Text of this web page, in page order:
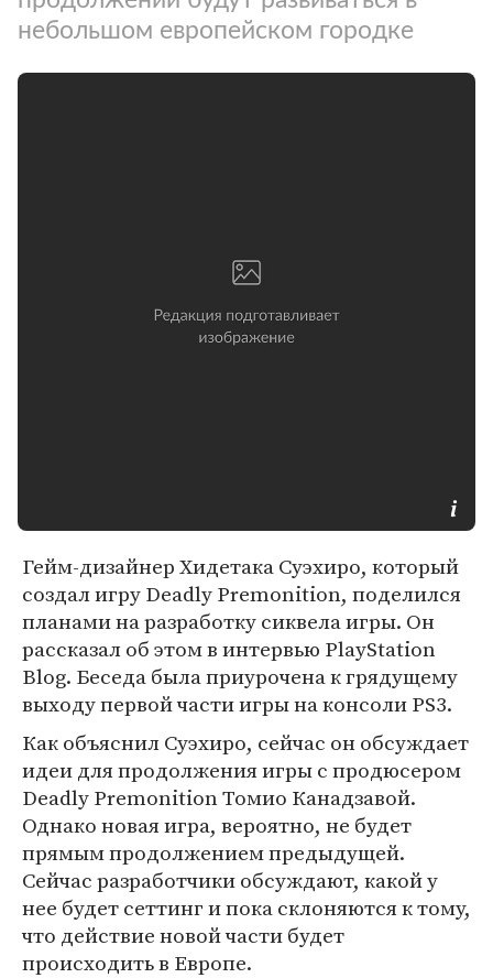
небольшом европейском городке
Гейм-дизайнер Хидетака Суэхиро, который
создал игру Deadly Premonition, поделился
планами на разработку сиквела игры. Он
рассказал об этом в интервью PlayStation
Blog. Беседа была приурочена к грядущему
выходу первой части игры на консоли PS3.
Как объяснил Суэхиро, сейчас он обсуждает
идеи для продолжения игры с продюсером
Deadly Premonition Томио Канадзавой.
Однако новая игра, вероятно, не будет
прямым продолжением предыдущей.
Сейчас разработчики обсуждают, какой у
нее будет сеттинг и пока склоняются к тому,
что действие новой части будет
происходить в Европе.